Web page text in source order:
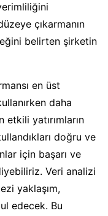
çıkarmanın
belirten şirketin
en üst
daha
yatırımların
doğru ve
için başarı ve
Veri analizi
yaklaşım,
edecek. Bu